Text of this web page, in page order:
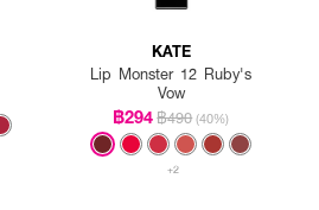
KATE
Lip Monster 12 Ruby's
Vow
฿294฿490 (40%)
+2